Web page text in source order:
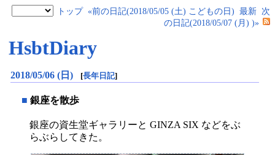
トップ «前の日記(2018/05/05 (土) こどもの日) 最新 次
の日記(2018/05/07 (月) )»
HsbtDiary
2018/05/06 (日) [長年日記]
■ 銀座を散歩
銀座の資生堂ギャラリーと GINZA SIX などをぶ
らぶらしてきた。